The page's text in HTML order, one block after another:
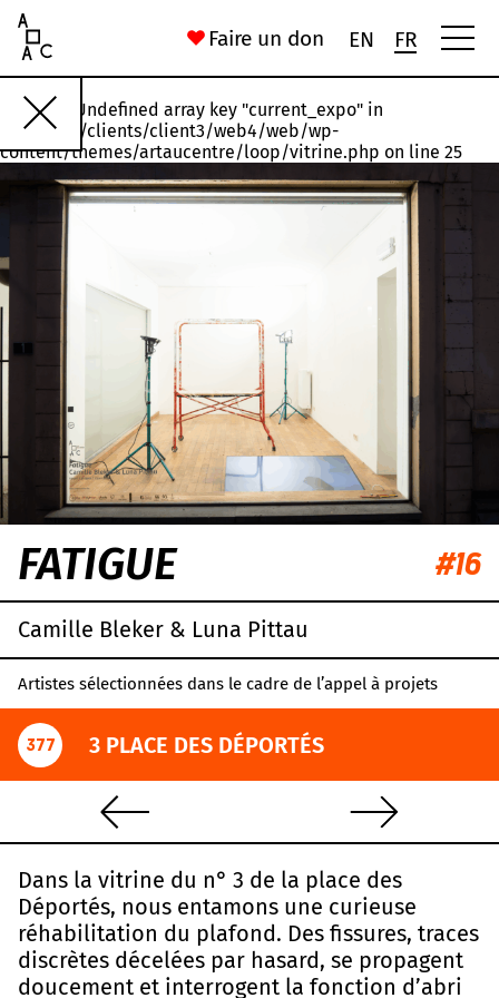
Art Au Centre
Faire un don EN FR
Rawette#18 #17 #16 #15
Joelle Jakubiak
56 Rue Saint-Gilles
Chronoxyles. (Néologisme) Morceau d’arbre mort ou
Ida Ferrand
16 Rue du Palais
Leaflet|OpenStreetMap,CC-BY-SA, Imagery ©Mapbox
Warning
: Undefined array key "current_expo" in
/var/www/clients/client3/web4/web/wp-
content/themes/artaucentre/loop/vitrine.php on line 25
FATIGUE #16
Camille Bleker & Luna Pittau
Artistes sélectionnées dans le cadre de l’appel à projets
377 3 PLACE DES DÉPORTÉS
Dans la vitrine du n° 3 de la place des
Déportés, nous entamons une curieuse
réhabilitation du plafond. Des fissures, traces
discrètes décelées par hasard, se propagent
doucement et interrogent la fonction d’abri